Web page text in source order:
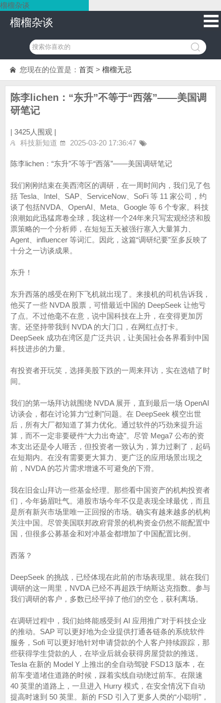
榴榴杂谈
榴榴杂谈
您现在的位置是： 首页 > 榴榴无忌
陈李lichen：“东升”不等于“西落”——美国调
研笔记
| 3425人围观 |
科技新知道
2025-03-20 17:36:47
陈李lichen：“东升”不等于“西落”——美国调研笔记
我们刚刚结束在美西湾区的调研，在一周时间内，我们见了包
括 Tesla、Intel、SAP、ServiceNow、SoFi 等 11 家公司，约
谈了包括NVDA、OpenAI、Meta、Google 等 6 个专家。科技
浪潮如此迅猛席卷全球，我这样一个24年来只写宏观经济和股
票策略的一个分析师，在短短五天被强行塞入大量算力、
Agent、influencer 等词汇。因此，这篇“调研纪要”至多反映了
十分之一访谈成果。
东升！
东升西落的感受在刚下飞机就出现了。来接机的司机告诉我，
他买了一些 NVDA 股票，可惜最近中国的 DeepSeek 让他亏
了点。不过他毫不在意，说中国科技在上升，在变得更加厉
害。还坚持带我到 NVDA 的大门口，在网红点打卡。
DeepSeek 成功在湾区是广泛共识，让美国社会各界看到中国
科技进步的力量。
有投资者开玩笑，选择美股下跌的一周来拜访，实在选错了时
间。
我们的第一场拜访就围绕 NVDA 展开，直到最后一场 OpenAI
访谈会，都在讨论算力“过剩”问题。在 DeepSeek 横空出世
后，所有大厂都知道了算力优化。通过软件的巧劲来提升运
算，而不一定非要硬件“大力出奇迹”。尽管 Mega7 公布的资
本支出还是令人咂舌，但投资者一致认为，算力过剩了，起码
在短期内。在没有需要更大算力、更广泛的应用场景出现之
前，NVDA 的芯片需求增速不可避免的下滑。
我在旧金山拜访一些基金经理。那些看中国资产的机构投资者
们，今年扬眉吐气。港股市场今年不仅是表现全球最优，而且
是所有新兴市场里唯一正回报的市场。确实有越来越多的机构
关注中国。尽管美国联邦政府背景的机构资金仍然不能配置中
国，但很多公募基金和对冲基金都增加了中国配置比例。
西落？
DeepSeek 的挑战，已经体现在此前的市场表现里。就在我们
调研的这一周里，NVDA 已经不再超跌于纳斯达克指数。参与
我们调研的客户，多数已经平掉了他们的空仓，获利离场。
在调研过程中，我们始终能感受到 AI 应用推广对于科技企业
的推动。SAP 可以更好地为企业提供打通各链条的系统软件
服务，Sofi 可以更好地针对申请贷款的个人客户持续跟踪，那
些获得学生贷款的人，在毕业后就会获得房屋贷款的推送。
Tesla 在新的 Model Y 上推出的全自动驾驶 FSD13 版本，在
前车变道堵住道路的时候，踩着实线自动绕过前车。在限速
40 英里的道路上，一旦进入 Hurry 模式，在安全情况下自动
提高时速到 50 英里。新的 FSD 引入了更多人类的“小聪明”，